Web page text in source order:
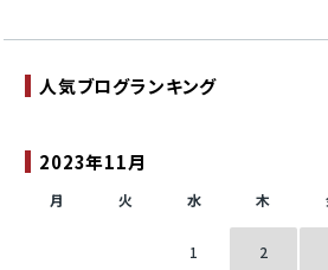
2023年11月
月 火 水 木
1 2
人気ブログランキング